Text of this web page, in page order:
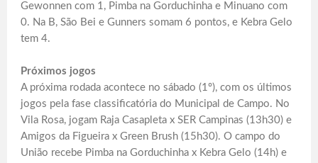
Gewonnen com 1, Pimba na Gorduchinha e Minuano com
0. Na B, São Bei e Gunners somam 6 pontos, e Kebra Gelo
tem 4.
Próximos jogos
A próxima rodada acontece no sábado (1º), com os últimos
jogos pela fase classificatória do Municipal de Campo. No
Vila Rosa, jogam Raja Casapleta x SER Campinas (13h30) e
Amigos da Figueira x Green Brush (15h30). O campo do
União recebe Pimba na Gorduchinha x Kebra Gelo (14h) e